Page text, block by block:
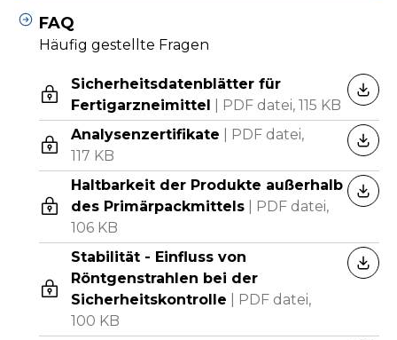
FAQ
Häufig gestellte Fragen
Sicherheitsdatenblätter für
Fertigarzneimittel
PDF datei, 115 KB
Analysenzertifikate
PDF datei,
117 KB
Haltbarkeit der Produkte außerhalb
des Primärpackmittels
PDF datei,
106 KB
Stabilität - Einfluss von
Röntgenstrahlen bei der
Sicherheitskontrolle
PDF datei,
100 KB